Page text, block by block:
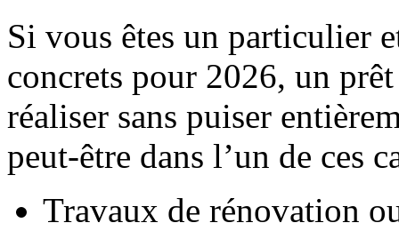
Si vous êtes un particulier
concrets pour 2026, un
réaliser sans puiser
peut-être dans l’un de ces
Travaux de rénovation